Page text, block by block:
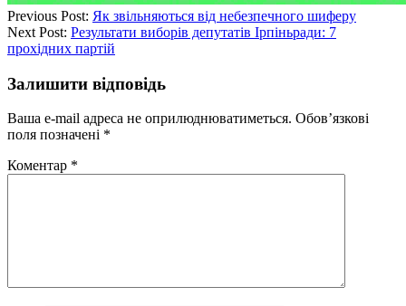
Previous Post: Як звільняються від небезпечного шиферу
Next Post: Результати виборів депутатів Ірпіньради: 7
прохідних партій
Залишити відповідь
Ваша e-mail адреса не оприлюднюватиметься. Обов’язкові
поля позначені *
Коментар *